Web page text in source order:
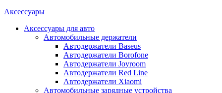
Аксессуары
Аксессуары для авто
Автомобильные держатели
Автодержатели Baseus
Автодержатели Borofone
Автодержатели Joyroom
Автодержатели Red Line
Автодержатели Xiaomi
Автомобильные зарядные устройства